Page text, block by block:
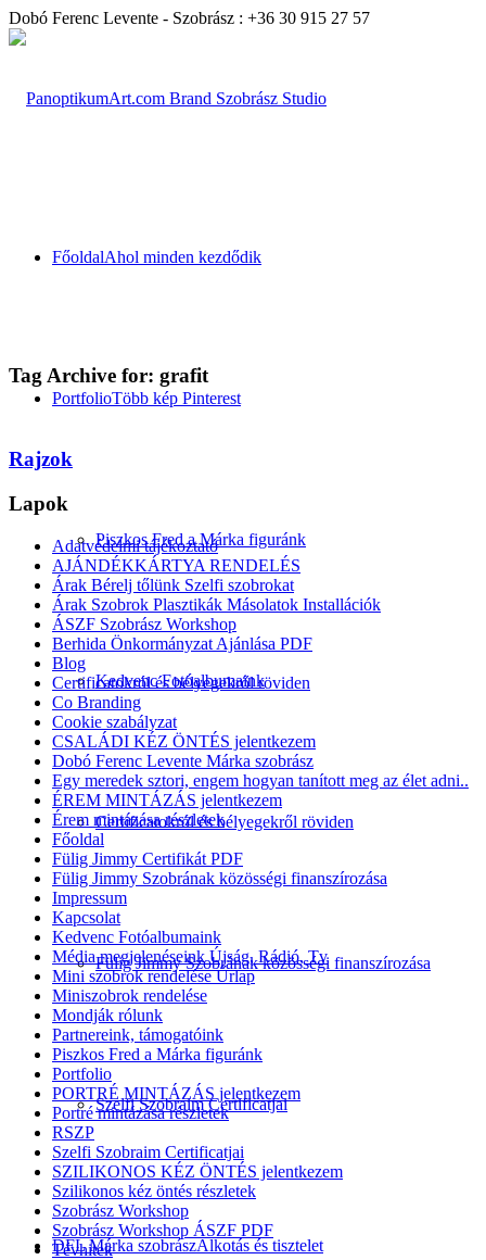
Dobó Ferenc Levente - Szobrász : +36 30 915 27 57
FőoldalAhol minden kezdődik
PortfolioTöbb kép Pinterest
Piszkos Fred a Márka figuránk
Kedvenc Fotóalbumaink
Certificatokról és bélyegekről röviden
Fülig Jimmy Szobrának közösségi finanszírozása
Szelfi Szobraim Certificatjai
DFL Márka szobrászAlkotás és tisztelet
Tag Archive for: grafit
Rajzok
Lapok
Adatvédelmi tájékoztató
AJÁNDÉKKÁRTYA RENDELÉS
Árak Bérelj tőlünk Szelfi szobrokat
Árak Szobrok Plasztikák Másolatok Installációk
ÁSZF Szobrász Workshop
Berhida Önkormányzat Ajánlása PDF
Blog
Certificatokról és bélyegekről röviden
Co Branding
Cookie szabályzat
CSALÁDI KÉZ ÖNTÉS jelentkezem
Dobó Ferenc Levente Márka szobrász
Egy meredek sztori, engem hogyan tanított meg az élet adni..
ÉREM MINTÁZÁS jelentkezem
Érem mintázása részletek
Főoldal
Fülig Jimmy Certifikát PDF
Fülig Jimmy Szobrának közösségi finanszírozása
Impressum
Kapcsolat
Kedvenc Fotóalbumaink
Média megjelenéseink Újság, Rádió, Tv
Mini szobrok rendelése Űrlap
Miniszobrok rendelése
Mondják rólunk
Partnereink, támogatóink
Piszkos Fred a Márka figuránk
Portfolio
PORTRÉ MINTÁZÁS jelentkezem
Portré mintázása részletek
RSZP
Szelfi Szobraim Certificatjai
SZILIKONOS KÉZ ÖNTÉS jelentkezem
Szilikonos kéz öntés részletek
Szobrász Workshop
Szobrász Workshop ÁSZF PDF
Tévhitek